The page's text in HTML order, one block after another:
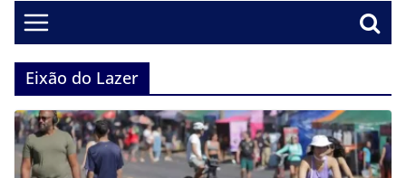
Eixão do Lazer